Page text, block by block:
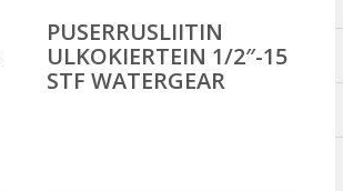
PUSERRUSLIITIN
ULKOKIERTEIN 1/2″-15
STF WATERGEAR